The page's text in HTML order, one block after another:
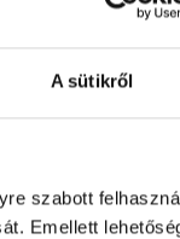
A sütikről
szabott
Emellett